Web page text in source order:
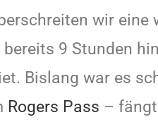
wir
bereits 9 Stunden
Bislang war es
Rogers Pass –